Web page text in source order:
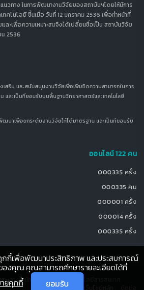
นวทาง ในการพัฒนางานวิจัยของสถาบันฯโดยให้มีการ
คโนโลยี ขึ้นเมื่อ วันที่ 12 มกราคม 2536 เพื่อทำหน้าที่
ละเพื่อความเหมาะสมจึงได้เปลี่ยนชื่อเป็น สถาบันวิจัย
2536
ริม และสนับสนุนงานวิจัยเพื่อเพิ่มขีดความสามารถในการ
และเป็นที่ยอมรับบนพื้นฐานวิทยาศาสตร์และเทคโนโลยี
าเพื่อยกระดับงานวิจัยให้ได้มาตรฐาน และเป็นที่ยอมรับ
ออนไลน์ 122 คน
000335 ครั้ง
000335 คน
000001 ครั้ง
000014 ครั้ง
000335 ครั้ง
สุข สำนักวิทยบริการและเทคโนโลยีสารสนเทศ
กกี้เพื่อพัฒนาประสิทธิภาพ และประสบการณ์
องคุณ คุณสามารถศึกษารายละเอียดได้ที่
ยคุกกี้
ยอมรับ